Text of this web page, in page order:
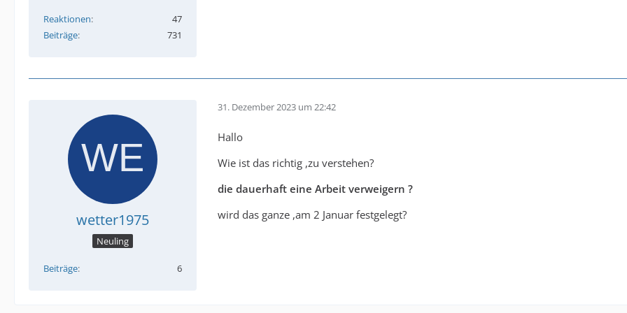
Reaktionen
47
Beiträge
731
wetter1975
Neuling
Beiträge 6
31. Dezember 2023 um 22:42
Hallo
Wie ist das richtig ,zu verstehen?
die dauerhaft eine Arbeit verweigern ?
wird das ganze ,am 2 Januar festgelegt?